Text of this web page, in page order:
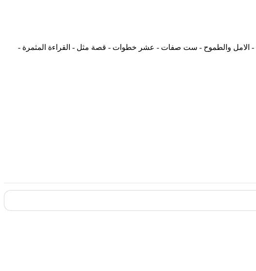
- الامل والطموح - ست صفات - عشر خطوات - قصة مثل - القراءة المثمرة -